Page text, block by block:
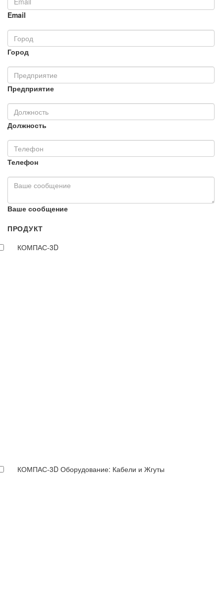
Email
Город
Предприятие
Должность
Телефон
Ваше сообщение
ПРОДУКТ
КОМПАС-3D
КОМПАС-3D Оборудование: Кабели и Жгуты